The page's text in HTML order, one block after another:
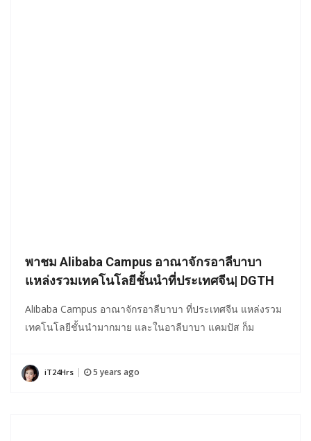
พาชม Alibaba Campus อาณาจักรอาลีบาบา
แหล่งรวมเทคโนโลยีชั้นนำที่ประเทศจีน| DGTH
Alibaba Campus อาณาจักรอาลีบาบา ที่ประเทศจีน แหล่งรวม
เทคโนโลยีชั้นนำมากมาย และในอาลีบาบา แคมปัส ก็ม
iT24Hrs 5 years ago